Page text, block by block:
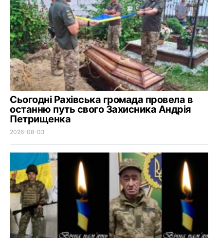
Сьогодні Рахівська громада провела в
останню путь свого Захисника Андрія
Петрищенка
2026-08-03